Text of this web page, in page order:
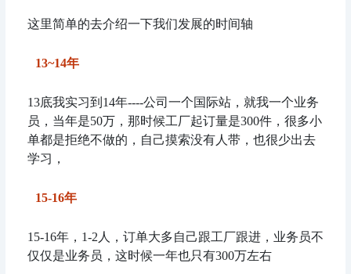
这里简单的去介绍一下我们发展的时间轴
13~14年
13底我实习到14年----公司一个国际站，就我一个业务
员，当年是50万，那时候工厂起订量是300件，很多小
单都是拒绝不做的，自己摸索没有人带，也很少出去
学习，
15-16年
15-16年，1-2人，订单大多自己跟工厂跟进，业务员不
仅仅是业务员，这时候一年也只有300万左右